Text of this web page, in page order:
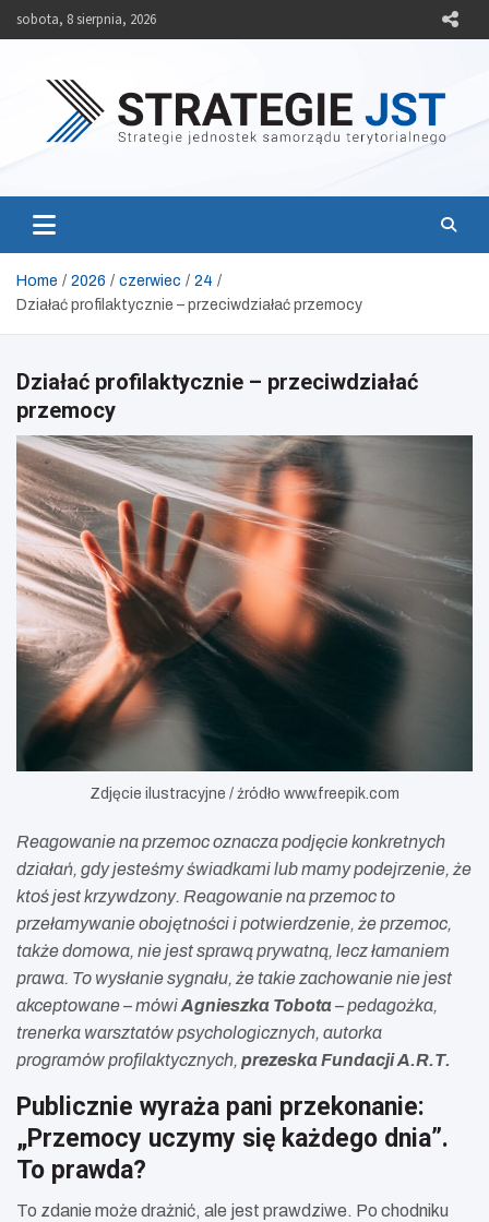
sobota, 8 sierpnia, 2026
Strategie JST
Home 2026 czerwiec
24
Działać profilaktycznie – przeciwdziałać przemocy
Działać profilaktycznie – przeciwdziałać
przemocy
Zdjęcie ilustracyjne / źródło www.freepik.com
Reagowanie na przemoc oznacza podjęcie konkretnych
działań, gdy jesteśmy świadkami lub mamy podejrzenie, że
ktoś jest krzywdzony. Reagowanie na przemoc to
przełamywanie obojętności i potwierdzenie, że przemoc,
także domowa, nie jest sprawą prywatną, lecz łamaniem
prawa. To wysłanie sygnału, że takie zachowanie nie jest
akceptowane – mówiAgnieszka Tobota– pedagożka,
trenerka warsztatów psychologicznych, autorka
programów profilaktycznych, prezeska Fundacji A.R.T.
Publicznie wyraża pani przekonanie:
„Przemocy uczymy się każdego dnia”.
To prawda?
To zdanie może drażnić, ale jest prawdziwe. Po chodniku